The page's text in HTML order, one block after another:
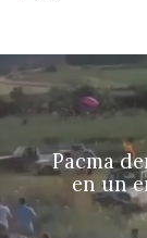
Pacma
en un